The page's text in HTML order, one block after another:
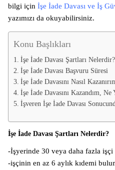
bilgi için İşe İade Davası ve İş
yazımızı da okuyabilirsiniz.
Konu Başlıkları
İşe İade Davası Şartları Nelerdir?
İşe İade Davası Başvuru Süresi
İşe İade Davasını Nasıl
İşe İade Davasını Kazandım, Ne
İşveren İşe İade Davası
İşe İade Davası Şartları Nelerdir?
-İşyerinde 30 veya daha fazla işçi
-işçinin en az 6 aylık kıdemi